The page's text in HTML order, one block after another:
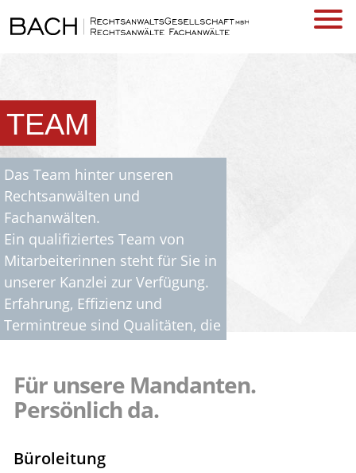
TEAM
Das Team hinter unseren
Rechtsanwälten und
Fachanwälten.
Ein qualifiziertes Team von
Mitarbeiterinnen steht für Sie in
unserer Kanzlei zur Verfügung.
Erfahrung, Effizienz und
Termintreue sind Qualitäten, die
das gut eingespielte Team in
Für unsere Mandanten.
Persönlich da.
Büroleitung